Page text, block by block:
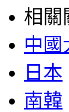
相關
中國
日本
南韓